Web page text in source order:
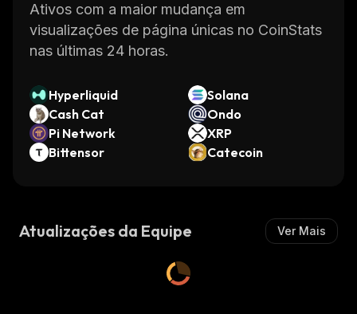
Ativos com a maior mudança em
visualizações de página únicas no CoinStats
nas últimas 24 horas.
Hyperliquid
Solana
Cash Cat
Ondo
Pi Network
XRP
Bittensor
Catecoin
Atualizações da Equipe Ver Mais